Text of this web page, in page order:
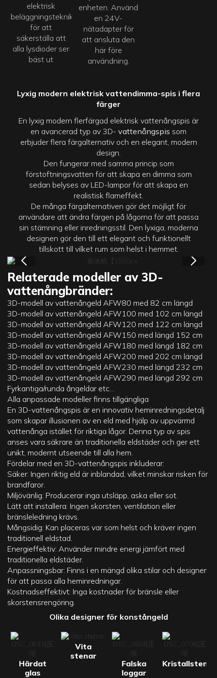
elektrisk
beläggningsteknik
för att
säkerställa att
alla lysdioder ser
bäst ut
enheten. Använd
en 24V-
nätadapter för
att ansluta den
här före
användning.
Lyxig modern elektrisk vattendimma-spis i flera
färger
En lyxig modern flerfärgad elektrisk vattenångspis är
en avancerad typ av 3D- vattenångspis som
erbjuder flera färgalternativ och en elegant, modern
design.
Den fungerar med samma princip som
förstoftningsvatten för att skapa en dimma som
sedan belyses av LED-lampor för att skapa en
realistisk flameffekt.
De många färgalternativen gör det möjligt för
användare att ändra färgen på lågorna för att passa
sin stämning eller inredningsstil. Den lyxiga, moderna
designen gör den till ett elegant och funktionellt
tillskott till vilket rum som helst i hemmet.
Relaterade modeller av 3D-
vattenångbränder:
3D-modell av vattenångeld AFW80 med 82 cm längd
3D-modell av vattenångeld AFW100 med 102 cm längd
3D-modell av vattenångeld AFW120 med 122 cm längd
3D-modell av vattenångeld AFW150 med längd 152 cm
3D-modell av vattenångeld AFW180 med längd 182 cm
3D-modell av vattenångeld AFW200 med 202 cm längd
3D-modell av vattenångeld AFW230 med längd 232 cm
3D-modell av vattenångeld AFW290 med längd 292 cm
Fyrkantiga/runda ångeldar etc…
Alla anpassade modeller finns tillgängliga
En 3D-vattenångspis är en innovativ heminredningsdetalj
som skapar illusionen av en eld med hjälp av uppvärmd
vattenånga istället för riktiga lågor. Denna typ av spis
anses vara säkrare än traditionella eldstäder och ger ett
unikt, modernt utseende till alla hem.
Fördelar med en 3D-vattenångspis inkluderar:
Säker: Ingen riktig eld är inblandad, vilket minskar risken för
brandfaror.
Miljövänlig: Producerar inga utsläpp, aska eller sot.
Lätt att installera: Ingen skorsten, ventilation eller
bränsleledning krävs.
Mångsidig: Kan placeras var som helst och kräver ingen
traditionell eldstad.
Energieffektiv: Använder mindre energi jämfört med
traditionella eldstäder.
Anpassningsbar: Finns i en mängd olika stilar och designer
för att passa alla heminredningar.
Kostnadseffektivt: Inga kostnader för bränsle eller
skorstensrengöring.
Olika designer för konstångeld
Härdat
glas
Vita
stenar
Falska
loggar
Kristallstenar